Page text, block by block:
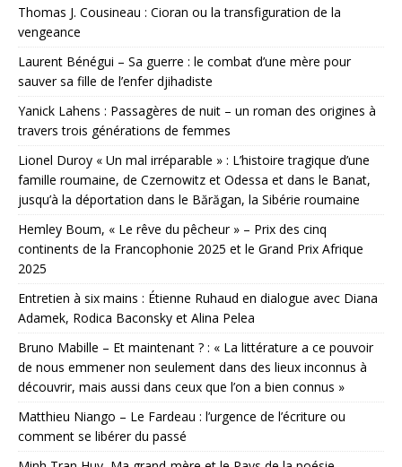
Thomas J. Cousineau : Cioran ou la transfiguration de la
vengeance
Laurent Bénégui – Sa guerre : le combat d’une mère pour
sauver sa fille de l’enfer djihadiste
Yanick Lahens : Passagères de nuit – un roman des origines à
travers trois générations de femmes
Lionel Duroy « Un mal irréparable » : L’histoire tragique d’une
famille roumaine, de Czernowitz et Odessa et dans le Banat,
jusqu’à la déportation dans le Bărăgan, la Sibérie roumaine
Hemley Boum, « Le rêve du pêcheur » – Prix des cinq
continents de la Francophonie 2025 et le Grand Prix Afrique
2025
Entretien à six mains : Étienne Ruhaud en dialogue avec Diana
Adamek, Rodica Baconsky et Alina Pelea
Bruno Mabille – Et maintenant ? : « La littérature a ce pouvoir
de nous emmener non seulement dans des lieux inconnus à
découvrir, mais aussi dans ceux que l’on a bien connus »
Matthieu Niango – Le Fardeau : l’urgence de l’écriture ou
comment se libérer du passé